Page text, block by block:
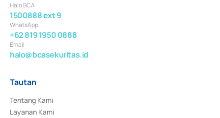
Halo BCA
1500888 ext 9
WhatsApp
+62 819 1950 0888
Email
halo@bcasekuritas.id
Tautan
Tentang Kami
Layanan Kami